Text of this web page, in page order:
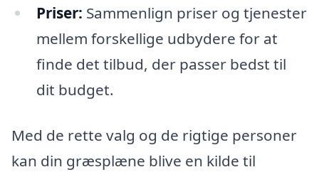
Priser: Sammenlign priser og tjenester
mellem forskellige udbydere for at
finde det tilbud, der passer bedst til
dit budget.
Med de rette valg og de rigtige personer
kan din græsplæne blive en kilde til